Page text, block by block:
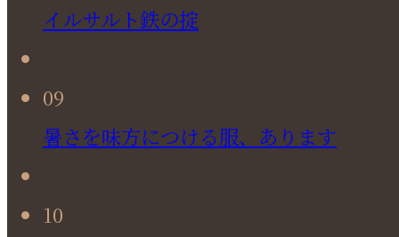
イルサルト鉄の掟
09
暑さを味方につける服、あります
10